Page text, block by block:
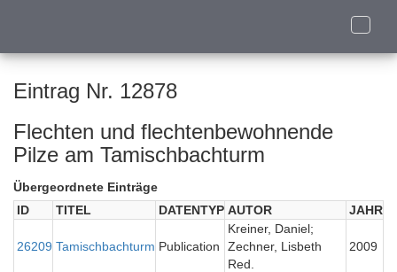
Toggle
Eintrag Nr. 12878
Flechten und flechtenbewohnende
Pilze am Tamischbachturm
Übergeordnete Einträge
ID
TITEL DATENTYP AUTOR JAHR
26209 Tamischbachturm Publication
Kreiner, Daniel;
Zechner, Lisbeth
Red.
2009